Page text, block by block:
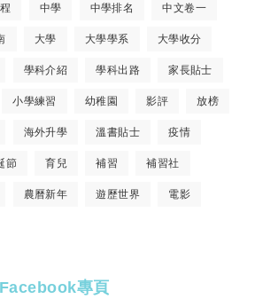
中學 中學排名 中文卷一
大學 大學學系 大學收分
學科介紹 學科出路 家長貼士
小學練習 幼稚園 影評 放榜
海外升學 溫書貼士 疫情
節 育兒 補習 補習社
農曆新年 遊歷世界 電影
專頁